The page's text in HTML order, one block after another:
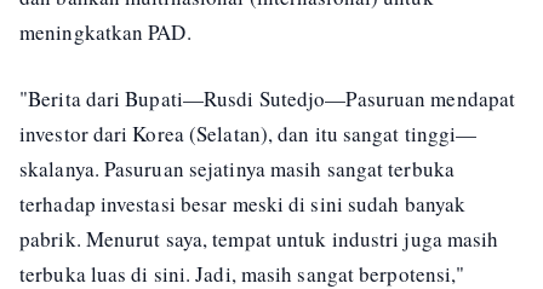
meningkatkan PAD.
"Berita dari Bupati—Rusdi Sutedjo—Pasuruan mendapat
investor dari Korea (Selatan), dan itu sangat tinggi—
skalanya. Pasuruan sejatinya masih sangat terbuka
terhadap investasi besar meski di sini sudah banyak
pabrik. Menurut saya, tempat untuk industri juga masih
terbuka luas di sini. Jadi, masih sangat berpotensi,"